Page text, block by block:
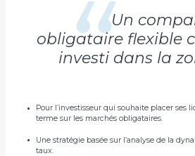
Un
obligataire flexible
investi dans la
Pour l’investisseur qui souhaite placer ses
terme sur les marchés obligataires.
Une stratégie basée sur l’analyse de la
taux.